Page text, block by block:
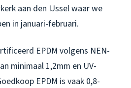
aan den IJssel waar we
in januari-februari.
EPDM volgens NEN-
minimaal 1,2mm en UV-
EPDM is vaak 0,8-